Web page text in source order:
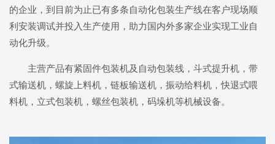
的企业，到目前为止已有多条自动化包装生产线在客户现场顺
利安装调试并投入生产使用，助力国内外多家企业实现工业自
动化升级。
主营产品有紧固件包装机及自动包装线，斗式提升机，带
式输送机，螺旋上料机，链板输送机，振动给料机，快退式喂
料机，立式包装机，螺丝包装机，码垛机等机械设备。